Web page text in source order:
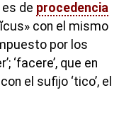
de procedencia
con el mismo
por los
‘facere’, que en
con el sufijo ‘tico’, el